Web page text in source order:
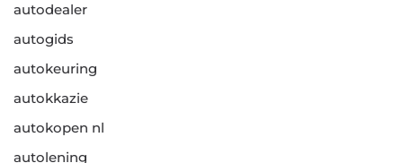
autodealer
autogids
autokeuring
autokkazie
autokopen nl
autolening